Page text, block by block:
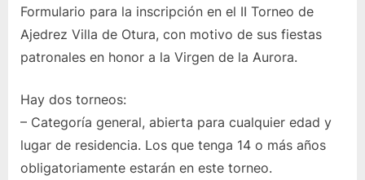
Formulario para la inscripción en el II Torneo de
Ajedrez Villa de Otura, con motivo de sus fiestas
patronales en honor a la Virgen de la Aurora.
Hay dos torneos:
– Categoría general, abierta para cualquier edad y
lugar de residencia. Los que tenga 14 o más años
obligatoriamente estarán en este torneo.